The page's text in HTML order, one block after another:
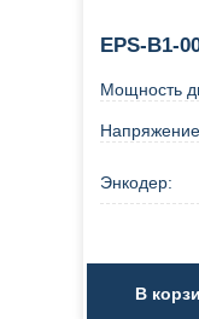
EPS-B1-
Мощность
Энкодер:
В